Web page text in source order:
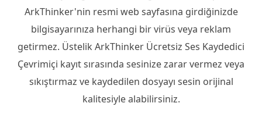
ArkThinker'nin resmi web sayfasına girdiğinizde
bilgisayarınıza herhangi bir virüs veya reklam
getirmez. Üstelik ArkThinker Ücretsiz Ses Kaydedici
Çevrimiçi kayıt sırasında sesinize zarar vermez veya
sıkıştırmaz ve kaydedilen dosyayı sesin orijinal
kalitesiyle alabilirsiniz.